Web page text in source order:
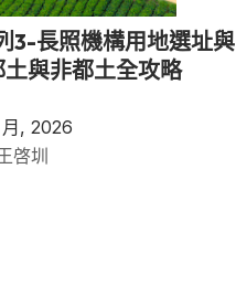
3-長照機構用地選址與
與非都土全攻略
, 2026
啓圳